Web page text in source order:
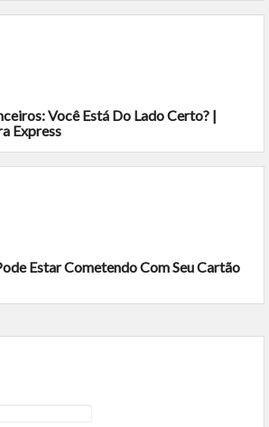
Você Está Do Lado Certo? |
Express
Estar Cometendo Com Seu Cartão